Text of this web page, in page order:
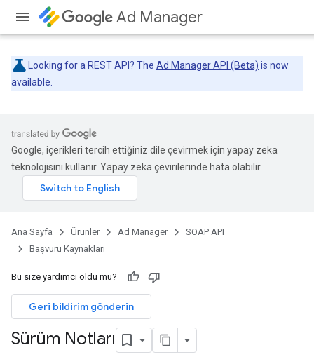
Ad Manager
Looking for a REST API? The Ad Manager API (Beta) is now
available.
Google, içerikleri tercih ettiğiniz dile çevirmek için yapay zeka
teknolojisini kullanır. Yapay zeka çevirilerinde hata olabilir.
Ana Sayfa Ürünler Ad Manager
SOAP API
Başvuru Kaynakları
Bu size yardımcı oldu mu?
Geri bildirim gönderin
Sürüm Notları